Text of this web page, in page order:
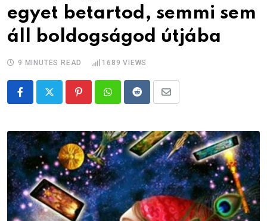
egyet betartod, semmi sem
áll boldogságod útjába
9 MINUTES READ 1689 VIEWS
PinterestWhatsappRedditShare
Email